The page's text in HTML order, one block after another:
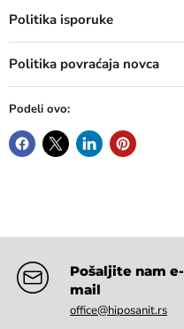
Politika isporuke
Politika povraćaja novca
Podeli ovo:
Pošaljite nam e-
mail
office@hiposanit.rs